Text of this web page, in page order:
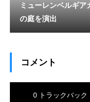
ミューレンベルギ
の庭を演出
コメント
0 トラックバック